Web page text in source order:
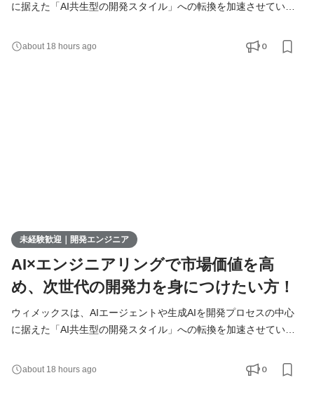
に据えた「AI共生型の開発スタイル」への転換を加速させていま
極的に募集しています。 AIを相棒に、圧倒的なスピードと品質を
実現し、最先端の技術を使いこなすエンジニアへ成長したい方を
about 18 hours ago 0
未経験歓迎｜開発エンジニア
AI×エンジニアリングで市場価値を高
め、次世代の開発力を身につけたい方！
ウィメックスは、AIエージェントや生成AIを開発プロセスの中心
に据えた「AI共生型の開発スタイル」への転換を加速させていま
極的に募集しています。 AIを相棒に、圧倒的なスピードと品質を
実現し、最先端の技術を使いこなすエンジニアへ成長したい方を
about 18 hours ago 0